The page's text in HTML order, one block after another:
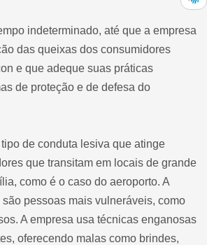
indeterminado, até que a empresa
das queixas dos consumidores
e que adeque suas práticas
de proteção e de defesa do
de conduta lesiva que atinge
que transitam em locais de grande
como é o caso do aeroporto. A
pessoas mais vulneráveis, como
A empresa usa técnicas enganosas
oferecendo malas como brindes,